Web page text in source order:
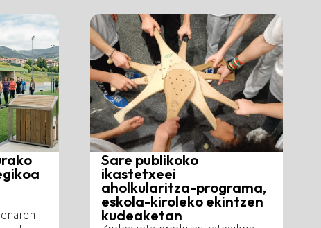
Sare publikoko
ikastetxeei
aholkularitza-programa,
eskola-kiroleko ekintzen
kudeaketan